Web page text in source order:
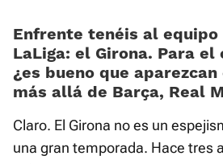
Enfrente tenéis al equipo
LaLiga: el Girona. Para el
¿es bueno que
más allá de Barça, Real
Claro. El Girona no es un
una gran temporada. Hace tres